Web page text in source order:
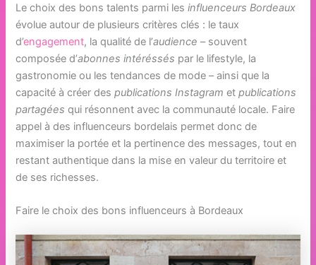
Le choix des bons talents parmi lesinfluenceurs Bordeaux
évolue autour de plusieurs critères clés : le taux
d’engagement, la qualité de l’audience – souvent
composée d’abonnes intéréssés par le lifestyle, la
gastronomie ou les tendances de mode – ainsi que la
capacité à créer despublications Instagram etpublications
partagées qui résonnent avec la communauté locale. Faire
appel à des influenceurs bordelais permet donc de
maximiser la portée et la pertinence des messages, tout en
restant authentique dans la mise en valeur du territoire et
de ses richesses.
Faire le choix des bons influenceurs à Bordeaux